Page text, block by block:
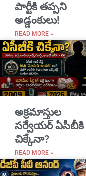
పార్టీకి తప్పని
అడ్డంకులు!
READ MORE »
అక్రమాస్తుల
సర్వేయర్ ఏసీబీకి
చిక్కేనా?
READ MORE »